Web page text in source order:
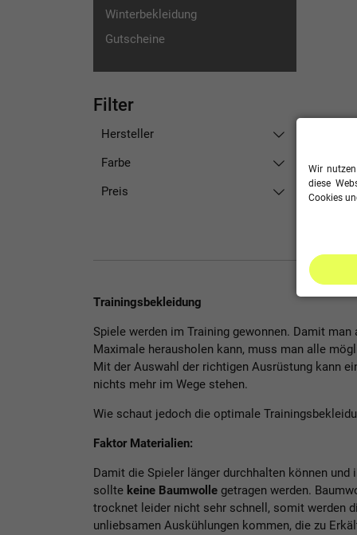
Winterbekleidung
Gutscheine
Filter
Hersteller
Farbe
Preis
Trainingsbekleidung
Spiele werden im Training gewonnen. Damit
Maximale herausholen kann, muss man alle
Mit der Auswahl der richtigen Ausrüstung kann
nichts mehr im Wege stehen.
Wie schaut jedoch die optimale
Faktor Materialien:
Damit die Spieler länger durchhalten können und
sollte keine Baumwolle getragen werden.
trocknet leider nicht sehr schnell, somit werden
unliebsamen Auskühlungen kommen, die zu
Wir
diese
Cookies